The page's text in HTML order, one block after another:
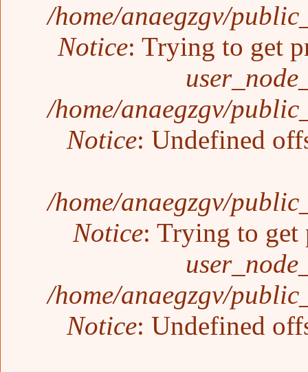
/home/anaegzgv/
Notice: Trying to get
/home/anaegzgv/
Notice: Undefined
/home/anaegzgv/
Notice: Trying to get
/home/anaegzgv/
Notice: Undefined